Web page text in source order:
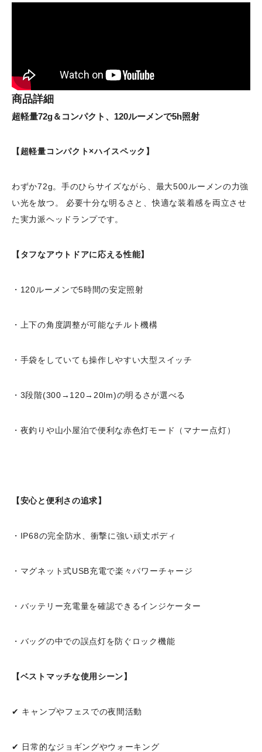
商品詳細
超軽量72g＆コンパクト、120ルーメンで5h照射
【超軽量コンパクト×ハイスペック】
わずか72g。手のひらサイズながら、最大500ルーメンの力強
い光を放つ。 必要十分な明るさと、快適な装着感を両立させ
た実力派ヘッドランプです。
【タフなアウトドアに応える性能】
・120ルーメンで5時間の安定照射
・上下の角度調整が可能なチルト機構
・手袋をしていても操作しやすい大型スイッチ
・3段階(300→120→20lm)の明るさが選べる
・夜釣りや山小屋泊で便利な赤色灯モード（マナー点灯）
【安心と便利さの追求】
・IP68の完全防水、衝撃に強い頑丈ボディ
・マグネット式USB充電で楽々パワーチャージ
・バッテリー充電量を確認できるインジケーター
・バッグの中での誤点灯を防ぐロック機能
【ベストマッチな使用シーン】
✔ キャンプやフェスでの夜間活動
✔ 日常的なジョギングやウォーキング